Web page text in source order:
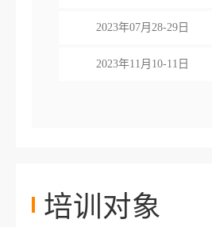
2023年07月28-29日
2023年11月10-11日
培训对象